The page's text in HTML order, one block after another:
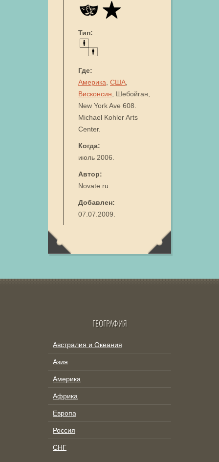
Тип:
Где:
Америка США
Висконсин , Шебойган,
New York Ave 608.
Michael Kohler Arts
Center.
Когда:
июль 2006.
Автор:
Novate.ru.
Добавлен:
07.07.2009.
ГЕОГРАФИЯ
Австралия и Океания
Азия
Америка
Африка
Европа
Россия
СНГ